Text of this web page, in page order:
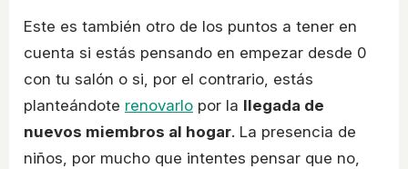
Este es también otro de los puntos a tener en
cuenta si estás pensando en empezar desde 0
con tu salón o si, por el contrario, estás
planteándote renovarlo por la llegada de
nuevos miembros al hogar. La presencia de
niños, por mucho que intentes pensar que no,